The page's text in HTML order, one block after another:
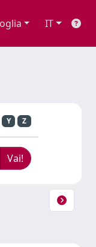
IT
Y Z